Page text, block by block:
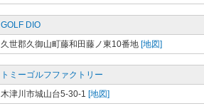
GOLF DIO
久世郡久御山町藤和田藤ノ東10番地 [地図]
トミーゴルフファクトリー
木津川市城山台5-30-1 [地図]